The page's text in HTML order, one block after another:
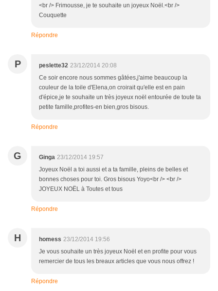
<br /> Frimousse, je te souhaite un joyeux Noël.<br />
Couquette
Répondre
P peslette32 23/12/2014 20:08
Ce soir encore nous sommes gâtées,j'aime beaucoup la
couleur de la toile d'Elena,on croirait qu'elle est en pain
d'épice,je te souhaite un très joyeux noël entourée de toute ta
petite famille,profites-en bien,gros bisous.
Répondre
G Ginga 23/12/2014 19:57
Joyeux Noël a toi aussi et a ta famille, pleins de belles et
bonnes choses pour toi. Gros bisous Yoyo<br /> <br />
JOYEUX NOËL à Toutes et tous
Répondre
H homess 23/12/2014 19:56
Je vous souhaite un très joyeux Noël et en profite pour vous
remercier de tous les breaux articles que vous nous offrez !
Répondre